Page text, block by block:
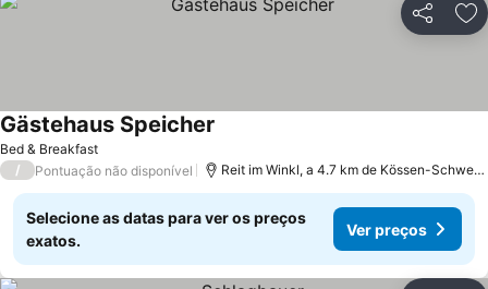
Partilhar
Bed & Breakfast
Gästehaus Speicher
/ Pontuação não disponível Reit im Winkl, a 4.7 km de Kössen-
Selecione as datas para ver os preços
exatos.
Ver preços